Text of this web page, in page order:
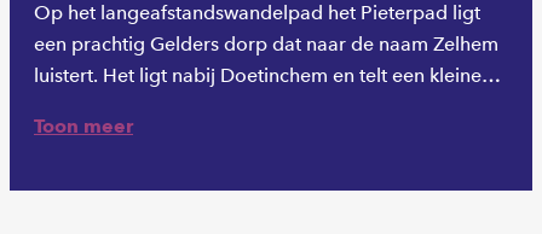
Op het langeafstandswandelpad het Pieterpad ligt
een prachtig Gelders dorp dat naar de naam Zelhem
luistert. Het ligt nabij Doetinchem en telt een kleine
Mega Piraten Festijn wat er jaarlijks wordt gehouden,
Toon meer